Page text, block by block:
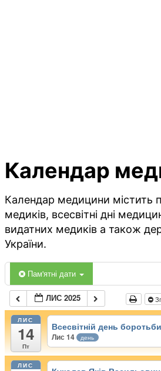
Календар
Календар медицини містить
медиків, всесвітні дні
видатних медиків а також
України.
Пам'ятні дати
ЛИС 2025
ЛИС
14
Пт
Всесвітній день
Лис 14 день
ЛИС